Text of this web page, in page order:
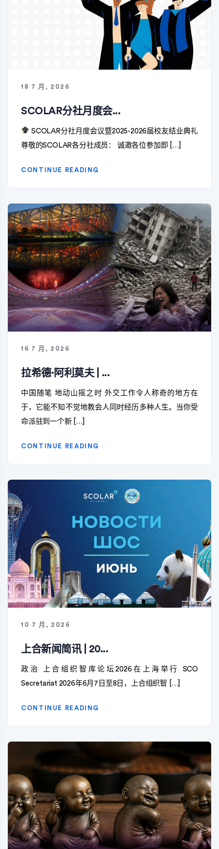
18 7 月, 2026
SCOLAR分社月度会...
SCOLAR分社月度会议暨2025-2026届校友结业典礼
尊敬的SCOLAR各分社成员： 诚邀各位参加即 […]
CONTINUE READING
16 7 月, 2026
拉希德·阿利莫夫 | ...
中国随笔 地动山摇之时 外交工作令人称奇的地方在
于，它能不知不觉地教会人同时经历多种人生。当你受
命派驻到一个新 […]
CONTINUE READING
10 7 月, 2026
上合新闻简讯 | 20...
政治 上合组织智库论坛2026在上海举行 SCO
Secretariat 2026年6月7日至8日，上合组织智 […]
CONTINUE READING